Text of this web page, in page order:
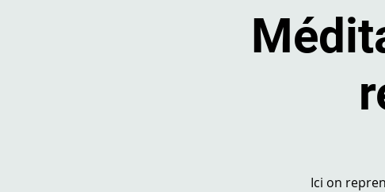
Ici on